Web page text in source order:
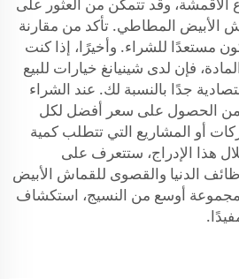
الأبيض المطاطي. تأكد من مقارنة
مستعدًا للشراء. وأخيرًا، إذا كنت
فإن لدى شينيانغ خيارات للبيع
جدًا بالنسبة لك. عند الشراء
من الحصول على سعر أفضل لكل
أو المشاريع التي تتطلب كمية
هذا الإدراج، ستتعرف على
الدنيا والقصوى للقماش الأبيض
أوسع من النسيج، استكشاف